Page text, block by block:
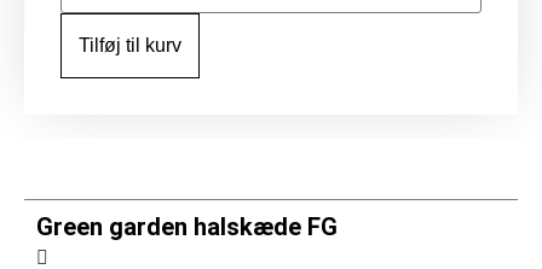
halskæde
antal
Tilføj til kurv
Green garden halskæde FG